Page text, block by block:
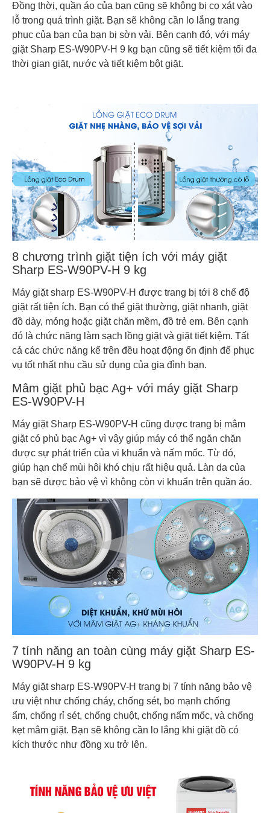
Đồng thời, quần áo của bạn cũng sẽ không bị cọ xát vào
lỗ trong quá trình giặt. Bạn sẽ không cần lo lắng trang
phục của bạn của bạn bị sờn vải. Bên cạnh đó, với máy
giặt Sharp ES-W90PV-H 9 kg bạn cũng sẽ tiết kiệm tối đa
thời gian giặt, nước và tiết kiệm bột giặt.
8 chương trình giặt tiện ích với máy giặt
Sharp ES-W90PV-H 9 kg
Máy giặt sharp ES-W90PV-H được trang bị tới 8 chế độ
giặt rất tiện ích. Bạn có thể giặt thường, giặt nhanh, giặt
đồ dày, mỏng hoặc giặt chăn mềm, đồ trẻ em. Bên cạnh
đó là chức năng làm sạch lồng giặt và giặt tiết kiệm. Tất
cả các chức năng kể trên đều hoạt động ổn định để phục
vụ tốt nhất nhu cầu sử dụng của gia đình bạn.
Mâm giặt phủ bạc Ag+ với máy giặt Sharp
ES-W90PV-H
Máy giặt Sharp ES-W90PV-H cũng được trang bị mâm
giặt có phủ bạc Ag+ vì vậy giúp máy có thể ngăn chặn
được sự phát triển của vi khuẩn và nấm mốc. Từ đó,
giúp hạn chế mùi hôi khó chịu rất hiệu quả. Làn da của
bạn sẽ được bảo vệ vì không còn vi khuẩn trên quần áo.
7 tính năng an toàn cùng máy giặt Sharp ES-
W90PV-H 9 kg
Máy giặt sharp ES-W90PV-H trang bị 7 tính năng bảo vệ
ưu việt như chống cháy, chống sét, bo mạnh chống
ẩm, chống rỉ sét, chống chuột, chống nấm mốc, và chống
kẹt mâm giặt. Bạn sẽ không cần lo lắng khi giặt đồ có
kích thước như đồng xu trở lên.